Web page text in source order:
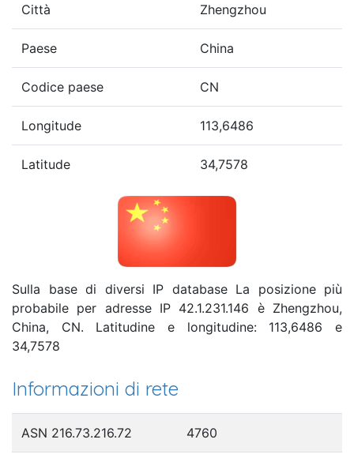
Città Zhengzhou
Paese China
Codice paese CN
Longitude 113,6486
Latitude 34,7578
Sulla base di diversi IP database La posizione più
probabile per adresse IP 42.1.231.146 è Zhengzhou,
China, CN. Latitudine e longitudine: 113,6486 e
34,7578
Informazioni di rete
ASN 216.73.216.72 4760